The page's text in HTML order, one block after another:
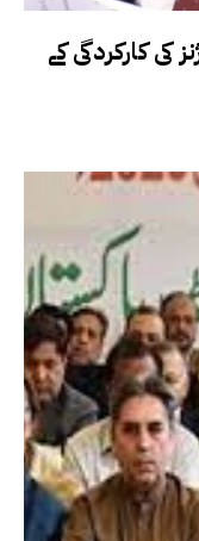
کی کارکردگی کے